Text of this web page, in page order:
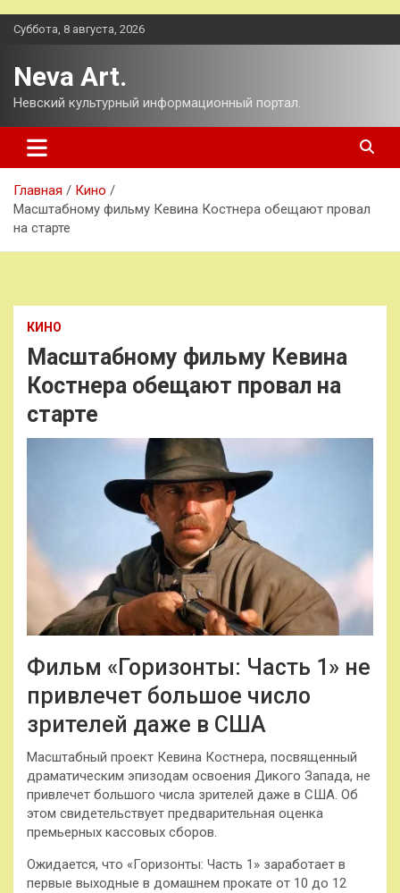
Перейти
Суббота, 8 августа, 2026
Neva Art.
Невский культурный информационный портал.
Главная
Кино
Масштабному фильму Кевина Костнера обещают провал
на старте
КИНО
Масштабному фильму Кевина
Костнера обещают провал на
старте
Фильм «Горизонты: Часть 1» не
привлечет большое число
зрителей даже в США
Масштабный проект Кевина Костнера, посвященный
драматическим эпизодам освоения Дикого Запада, не
привлечет большого числа зрителей даже в США. Об
этом свидетельствует предварительная оценка
премьерных кассовых сборов.
Ожидается, что «Горизонты: Часть 1» заработает в
первые выходные в домашнем прокате от 10 до 12